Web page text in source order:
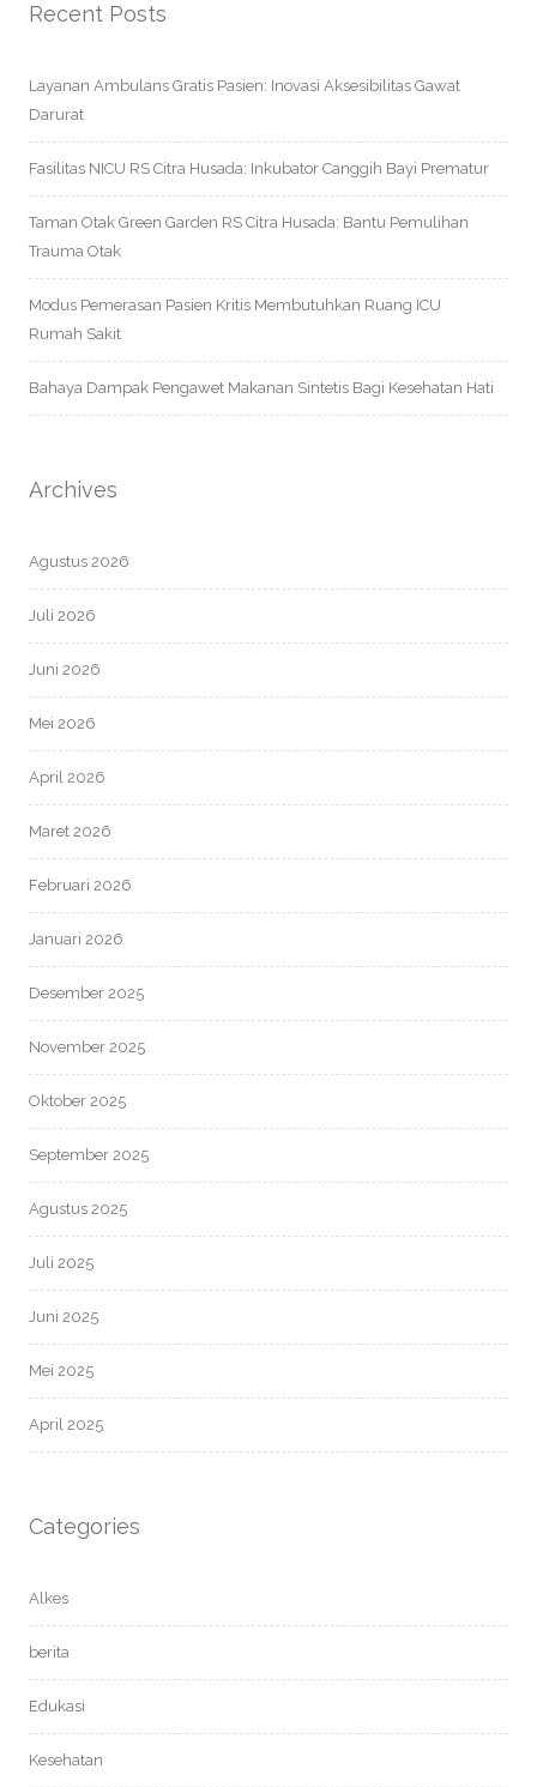
Recent Posts
Layanan Ambulans Gratis Pasien: Inovasi Aksesibilitas Gawat
Darurat
Fasilitas NICU RS Citra Husada: Inkubator Canggih Bayi Prematur
Taman Otak Green Garden RS Citra Husada: Bantu Pemulihan
Trauma Otak
Modus Pemerasan Pasien Kritis Membutuhkan Ruang ICU
Rumah Sakit
Bahaya Dampak Pengawet Makanan Sintetis Bagi Kesehatan Hati
Archives
Agustus 2026
Juli 2026
Juni 2026
Mei 2026
April 2026
Maret 2026
Februari 2026
Januari 2026
Desember 2025
November 2025
Oktober 2025
September 2025
Agustus 2025
Juli 2025
Juni 2025
Mei 2025
April 2025
Categories
Alkes
berita
Edukasi
Kesehatan